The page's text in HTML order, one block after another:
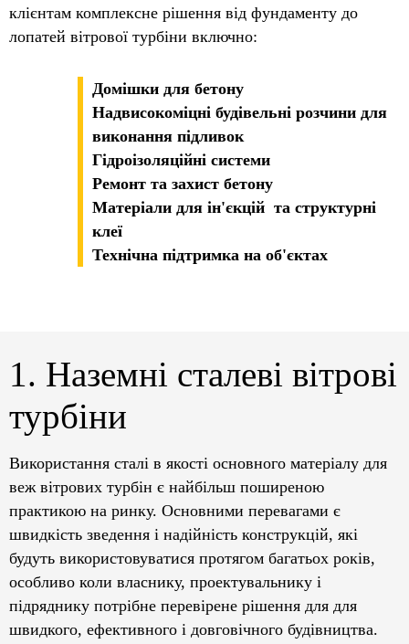
клієнтам комплексне рішення від фундаменту до
лопатей вітрової турбіни включно:
Домішки для бетону
Надвисокоміцні будівельні розчини для
виконання підливок
Гідроізоляційні системи
Ремонт та захист бетону
Матеріали для ін'єкцій та структурні
клеї
Технічна підтримка на об'єктах
1. Наземні сталеві вітрові
турбіни
Використання сталі в якості основного матеріалу для
веж вітрових турбін є найбільш поширеною
практикою на ринку. Основними перевагами є
швидкість зведення і надійність конструкцій, які
будуть використовуватися протягом багатьох років,
особливо коли власнику, проектувальнику і
підряднику потрібне перевірене рішення для для
швидкого, ефективного і довговічного будівництва.